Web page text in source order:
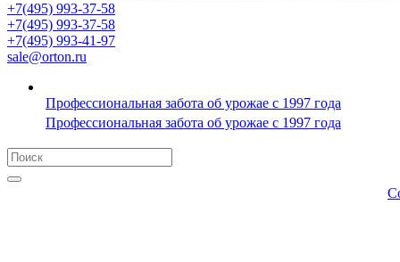
+7(495) 993-37-58
+7(495) 993-37-58
+7(495) 993-41-97
sale@orton.ru
Профессиональная забота об урожае с 1997 года
Профессиональная забота об урожае с 1997 года